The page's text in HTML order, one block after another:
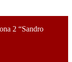
2 “Sandro